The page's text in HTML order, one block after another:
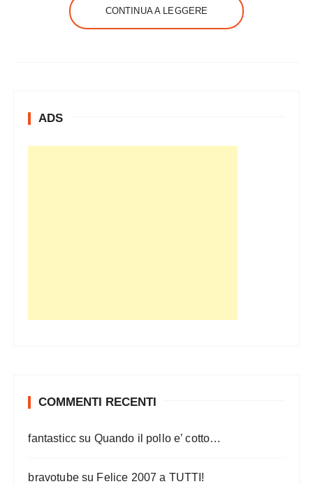
CONTINUA A LEGGERE
ADS
COMMENTI RECENTI
fantasticc su Quando il pollo e’ cotto…
bravotubesu Felice 2007 a TUTTI!